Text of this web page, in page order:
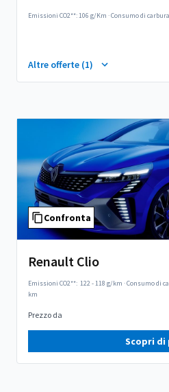
Emissioni CO2**: 106 g/Km ·Consumo di
Altre offerte (1)
Confronta
Renault Clio
Emissioni CO2**: 122 - 118 g/km ·Consumo di
km
Prezzo da
Scopri di